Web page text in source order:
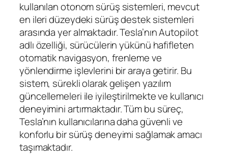
kullanılan otonom sürüş sistemleri, mevcut
en ileri düzeydeki sürüş destek sistemleri
arasında yer almaktadır. Tesla’nın Autopilot
adlı özelliği, sürücülerin yükünü hafifleten
otomatik navigasyon, frenleme ve
yönlendirme işlevlerini bir araya getirir. Bu
sistem, sürekli olarak gelişen yazılım
güncellemeleri ile iyileştirilmekte ve kullanıcı
deneyimini artırmaktadır. Tüm bu süreç,
Tesla’nın kullanıcılarına daha güvenli ve
konforlu bir sürüş deneyimi sağlamak amacı
taşımaktadır.